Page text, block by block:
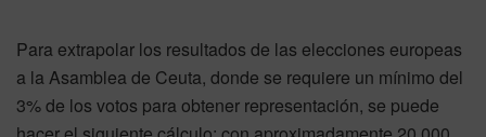
Para extrapolar los resultados de las elecciones europeas
a la Asamblea de Ceuta, donde se requiere un mínimo del
3% de los votos para obtener representación, se puede